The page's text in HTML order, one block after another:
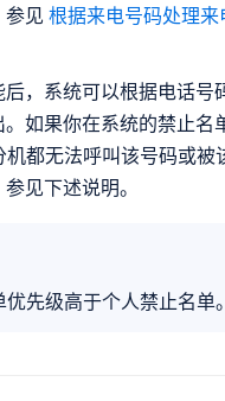
参见 根据来电号码处理来
后，系统可以根据电话号
。如果你在系统的禁止
机都无法呼叫该号码或被
见下述说明。
先级高于个人禁止名单。